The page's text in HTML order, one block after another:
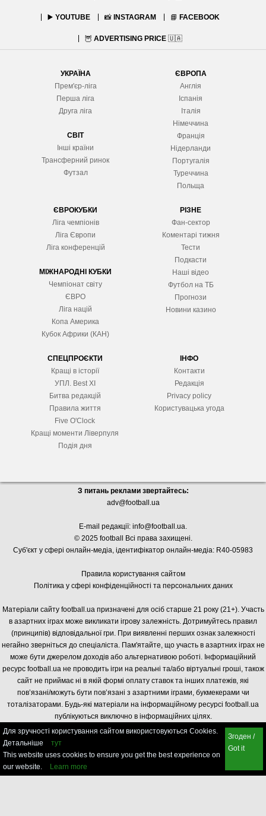
▶️ YOUTUBE 📸 INSTAGRAM 📘 FACEBOOK
🦉 ADVERTISING PRICE 🇺🇦
УКРАЇНА
Прем'єр-ліга
Перша ліга
Друга ліга
СВІТ
Інші країни
Трансферний ринок
Футзал
ЄВРОПА
Англія
Іспанія
Італія
Німеччина
Франція
Нідерланди
Португалія
Туреччина
Польща
ЄВРОКУБКИ
Ліга чемпіонів
Ліга Європи
Ліга конференцій
МІЖНАРОДНІ КУБКИ
Чемпіонат світу
ЄВРО
Ліга націй
Копа Америка
Кубок Африки (КАН)
РІЗНЕ
Фан-сектор
Коментарі тижня
Тести
Подкасти
Наші відео
Футбол на ТБ
Прогнози
Новини казино
СПЕЦПРОЄКТИ
Кращі в історії
УПЛ. Best XІ
Битва редакцій
Правила життя
Five O'Clock
Кращі моменти Ліверпуля
Подія дня
ІНФО
Контакти
Редакція
Privacy policy
Користувацька угода
З питань реклами звертайтесь:
adv@football.ua
E-mail редакції: info@football.ua.
© 2025 football Всі права захищені.
Суб'єкт у сфері онлайн-медіа, ідентифікатор онлайн-медіа: R40-05983
Правила користування сайтом
Політика у сфері конфіденційності та персональних даних
Матеріали сайту football.ua призначені для осіб старше 21 року (21+). Участь
в азартних іграх може викликати ігрову залежність. Дотримуйтесь правил
(принципів) відповідальної гри. При виявленні перших ознак залежності
негайно зверніться до спеціаліста. Пам'ятайте, що участь в азартних іграх не
може бути джерелом доходів або альтернативою роботі. Інформаційний
ресурс football.ua не проводить ігри на реальні та/або віртуальні гроші, також
сайт не приймає ні в якій формі оплату ставок та інших платежів, які
пов’язані/можуть бути пов’язані з азартними іграми, букмекерами чи
тоталізаторами. Будь-які матеріали на інформаційному ресурсі football.ua
публікуються виключно в інформаційних цілях.
Для зручності користування сайтом використовуються Cookies.
Детальніше
тут
This website uses cookies to ensure you get the best experience on
our website.
Learn more
Згоден /
Got it